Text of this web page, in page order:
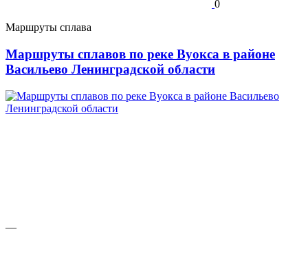
0
Маршруты сплава
Маршруты сплавов по реке Вуокса в районе
Васильево Ленинградской области
—